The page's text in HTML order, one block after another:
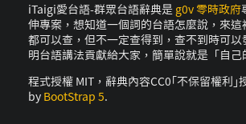
iTaigi愛台語-群眾台語辭典是 g0v 零時政府
伸專案，想知道一個詞的台語怎麼說，來
都可以查，但不一定查得到，查不到時可
明台語講法貢獻給大家，簡單說就是「自己
程式授權 MIT，辭典內容CC0｢不保留權利｣
by BootStrap 5.